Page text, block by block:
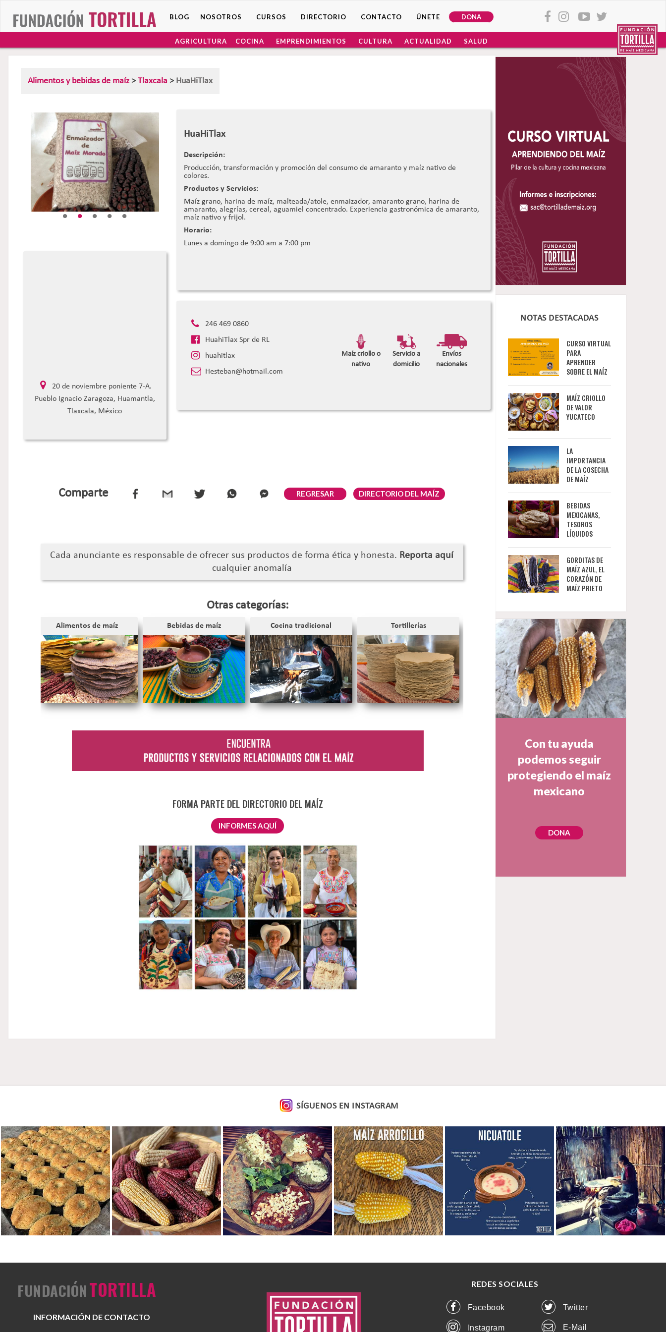
AGRICULTURA COCINA EMPRENDIMIENTOS CULTURA ACTUALIDAD SALUD
BLOG NOSOTROS CURSOS DIRECTORIO CONTACTO ÚNETE DONA
NOTAS DESTACADAS
CURSO VIRTUAL
PARA
APRENDER
SOBRE EL MAÍZ
MAÍZ CRIOLLO
DE VALOR
YUCATECO
LA
IMPORTANCIA
DE LA COSECHA
DE MAÍZ
BEBIDAS
MEXICANAS,
TESOROS
LÍQUIDOS
GORDITAS DE
MAÍZ AZUL, EL
CORAZÓN DE
MAÍZ PRIETO
Con tu ayuda
podemos seguir
protegiendo el maíz
mexicano
DONA
Alimentos y bebidas de maíz > Tlaxcala > HuaHiTlax
HuaHiTlax
Descripción:
Producción, transformación y promoción del consumo de amaranto y maíz nativo de
colores.
Productos y Servicios:
Maíz grano, harina de maíz, malteada/atole, enmaizador, amaranto grano, harina de
amaranto, alegrías, cereal, aguamiel concentrado. Experiencia gastronómica de amaranto,
maíz nativo y frijol.
Horario:
Lunes a domingo de 9:00 am a 7:00 pm
20 de noviembre poniente 7-A.
Pueblo Ignacio Zaragoza, Huamantla,
Tlaxcala, México
246 469 0860
HuahiTlax Spr de RL
huahitlax
Hesteban@hotmail.com
Maíz criollo o
nativo
Servicio a
domicilio
Envíos
nacionales
Comparte DIRECTORIO DEL MAÍZ
Cada anunciante es responsable de ofrecer sus productos de forma ética y honesta. Reporta aquí
cualquier anomalía
Otras categorías:
Alimentos de maíz Bebidas de maíz Cocina tradicional Tortillerías
FORMA PARTE DEL DIRECTORIO DEL MAÍZ
INFORMES AQUÍ
SÍGUENOS EN INSTAGRAM
Ver foto Ver foto Ver foto Ver foto Ver foto Ver foto
FUNDACIÓNTORTILLA
INFORMACIÓN DE CONTACTO
REDES SOCIALES
Facebook Twitter
Instagram E-Mail